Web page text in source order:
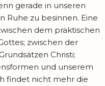
gerade in unseren
Ruhe zu besinnen. Eine
dem praktischen
zwischen der
Christi;
und unserem
findet nicht mehr die